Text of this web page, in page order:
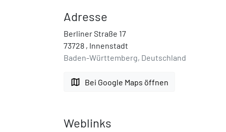
Adresse
Berliner Straße 17
73728 , Innenstadt
Baden-Württemberg, Deutschland
map Bei Google Maps öffnen
Weblinks